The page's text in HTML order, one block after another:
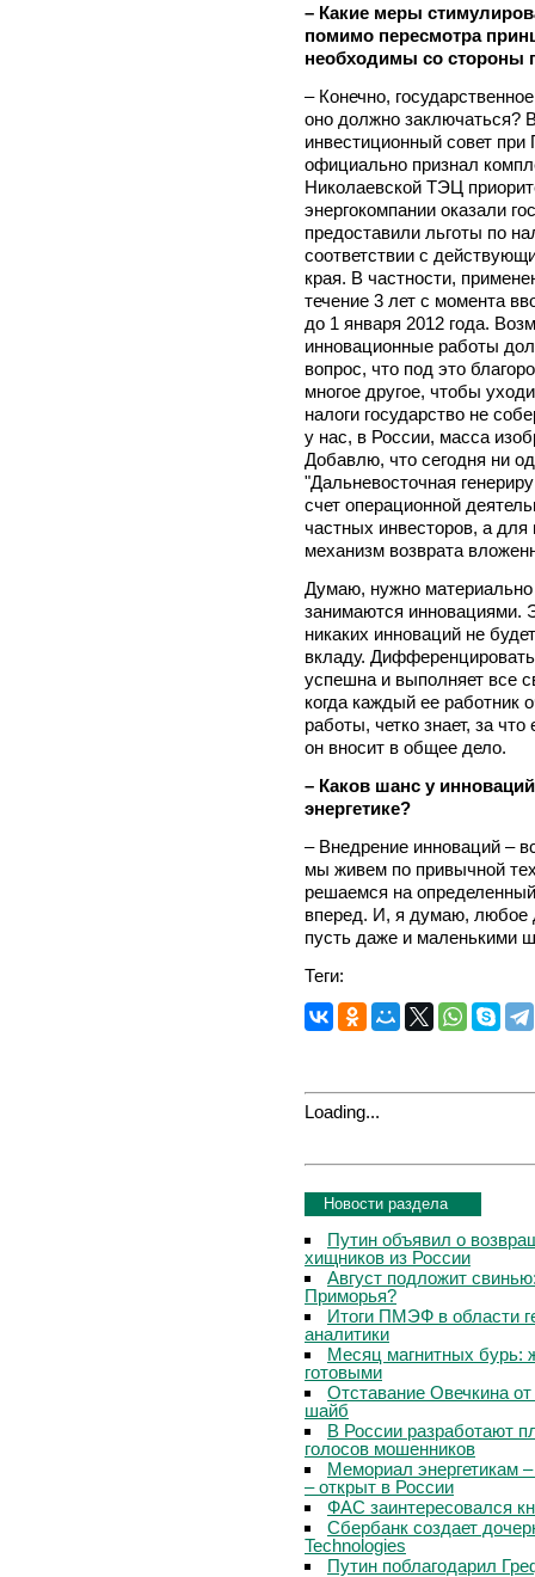
– Какие меры
помимо пересмотра
необходимы со стороны
– Конечно,
оно должно заключаться?
инвестиционный совет при
официально признал
Николаевской ТЭЦ
энергокомпании оказали
предоставили льготы по
соответствии с
края. В частности,
течение 3 лет с момента
до 1 января 2012 года.
инновационные работы
вопрос, что под это
многое другое, чтобы
налоги государство не
у нас, в России, масса
Добавлю, что сегодня ни
"Дальневосточная
счет операционной
частных инвесторов, а
механизм возврата
Думаю, нужно
занимаются инновациями.
никаких инноваций не
вкладу.
успешна и выполняет все
когда каждый ее работник
работы, четко знает, за что
он вносит в общее дело.
– Каков шанс у
энергетике?
– Внедрение инноваций –
мы живем по привычной
решаемся на
вперед. И, я думаю, любое
пусть даже и маленькими
Теги:
Loading...
Новости раздела
Путин объявил о
хищников из России
Август подложит
Приморья?
Итоги ПМЭФ в области
аналитики
Месяц магнитных бурь:
готовыми
Отставание Овечкина
шайб
В России разработают
голосов мошенников
Мемориал энергетикам
– открыт в России
ФАС заинтересовался
Сбербанк создает
Technologies
Путин поблагодарил